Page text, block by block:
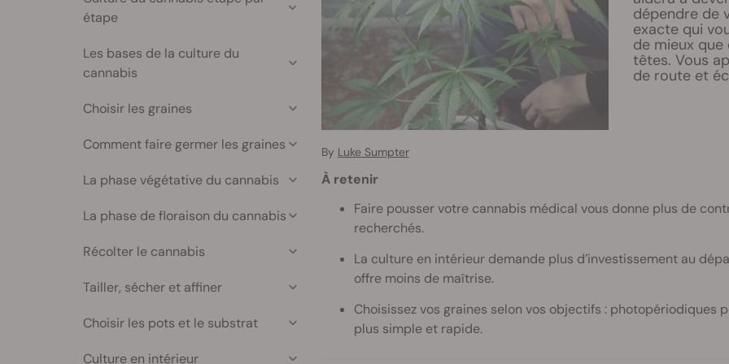
dépendre de
exacte qui
de mieux
têtes. Vous
de route et
By Luke Sumpter
À retenir
Faire pousser votre cannabis médical vous donne plus de
recherchés.
La culture en intérieur demande plus d’investissement au
offre moins de maîtrise.
Choisissez vos graines selon vos objectifs : photopériodiques
plus simple et rapide.
étape
Les bases de la culture du
cannabis
Choisir les graines
Comment faire germer les graines
La phase végétative du cannabis
La phase de floraison du cannabis
Récolter le cannabis
Tailler, sécher et affiner
Choisir les pots et le substrat
Culture en intérieur